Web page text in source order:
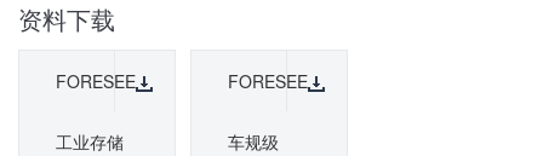
资料下载
FORESEE
工业存储
FORESEE
车规级